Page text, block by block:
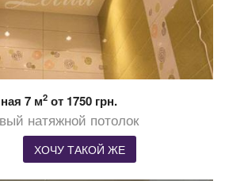
7 м2от 1750 грн.
натяжной потолок
ХОЧУ ТАКОЙ ЖЕ